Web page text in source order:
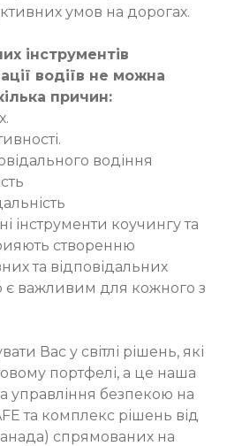
умов на дорогах.
інструментів
водіїв не можна
причин:
водіння
інструменти коучингу та
створенню
та відповідальних
є важливим для кожного з
Вас у світлі рішень, які
портфелі, а це наша
управління безпекою на
та комплекс рішень від
спрямованих на